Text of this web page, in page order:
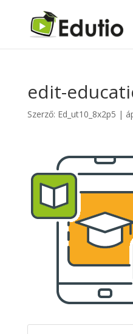
edit-
Szerző: Ed_ut10_8x2p5 |